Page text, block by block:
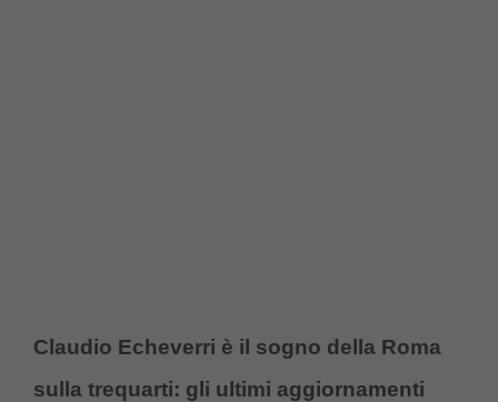
Claudio Echeverri è il sogno della Roma
sulla trequarti: gli ultimi aggiornamenti